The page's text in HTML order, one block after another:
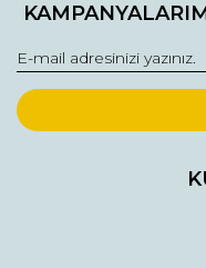
Görüş ve önerileriniz
Ürün resmi kalitesiz,
Ürün açıklamasında
Ürün fiyatı diğer